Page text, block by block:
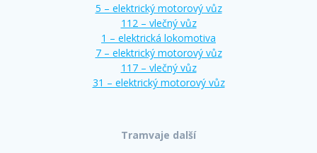
5 – elektrický motorový vůz
112 – vlečný vůz
1 – elektrická lokomotiva
7 – elektrický motorový vůz
117 – vlečný vůz
31 – elektrický motorový vůz
Tramvaje další